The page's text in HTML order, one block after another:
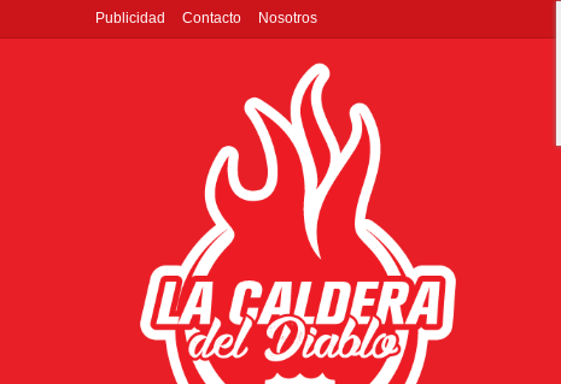
Publicidad Contacto Nosotros